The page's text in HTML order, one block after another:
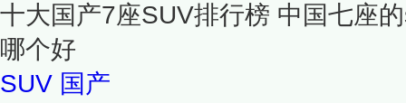
十大国产7座SUV排行榜 中国七座
哪个好
SUV 国产